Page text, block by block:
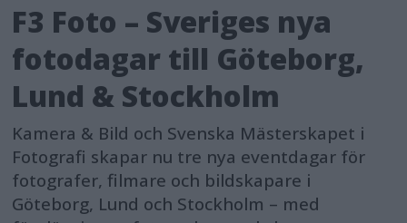
F3 Foto – Sveriges nya
fotodagar till Göteborg,
Lund & Stockholm
Kamera & Bild och Svenska Mästerskapet i
Fotografi skapar nu tre nya eventdagar för
fotografer, filmare och bildskapare i
Göteborg, Lund och Stockholm – med